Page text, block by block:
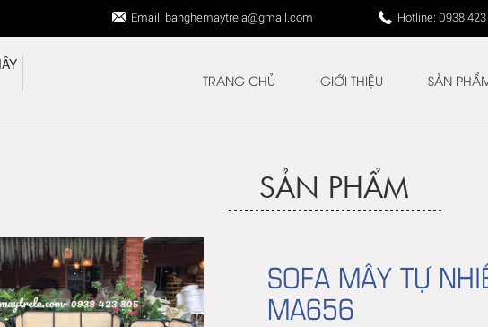
Email: banghemaytrela@gmail.com Hotline: 0938
TRANG CHỦ GIỚI THIỆU SẢN
SẢN PHẨM
SOFA MÂY TỰ
MA656